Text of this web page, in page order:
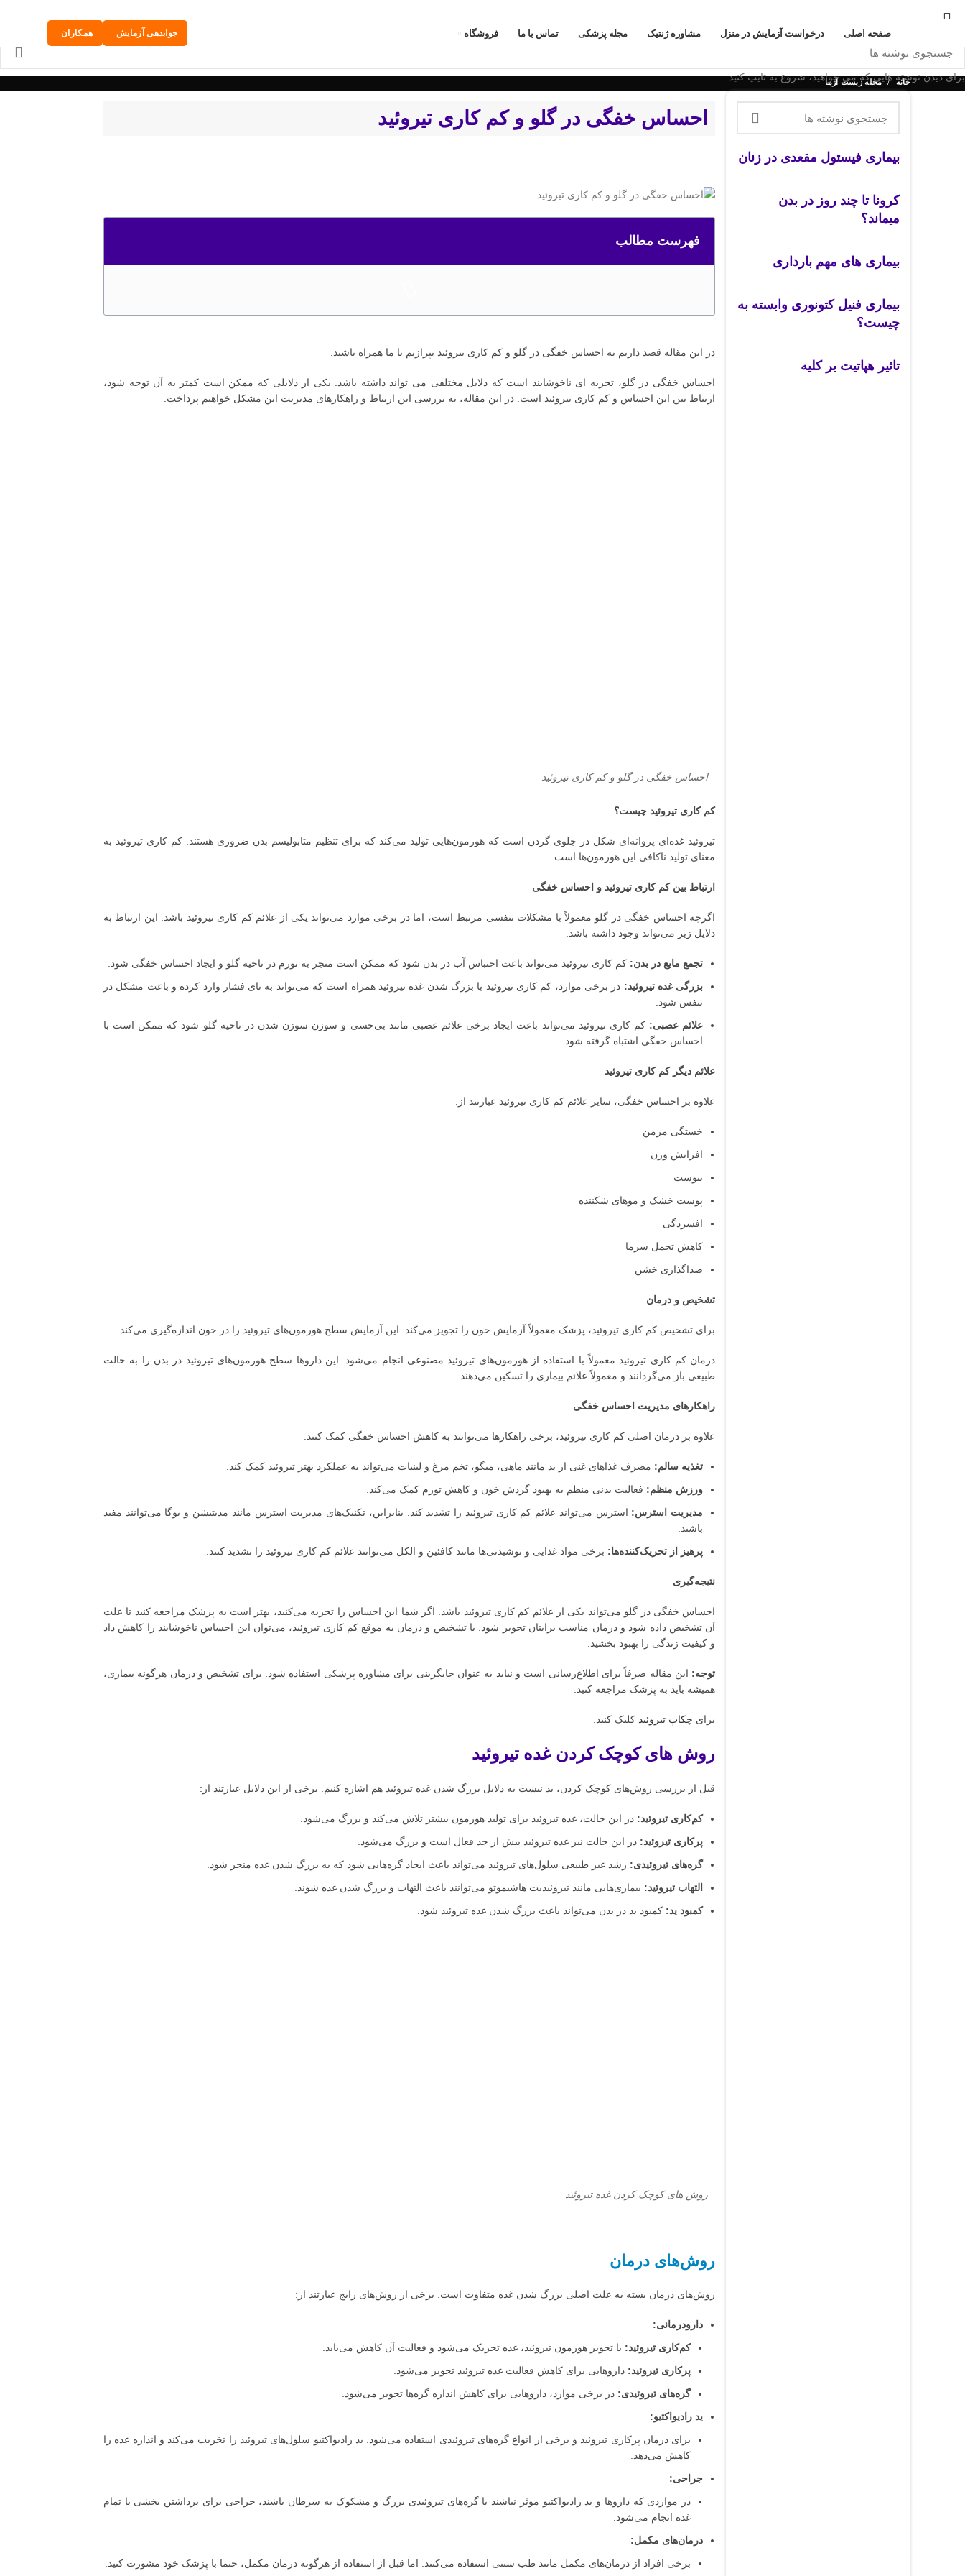
صفحه اصلی درخواست آزمایش در منزل مشاوره ژنتیک مجله پزشکی تماس با ما فروشگاه جوابدهی آزمایش همکاران
خانه مجله زیست آزما
بیماری فیستول مقعدی در زنان
کرونا تا چند روز در بدن
میماند؟
بیماری های مهم بارداری
بیماری فنیل کتونوری وابسته به
چیست؟
تاثیر هپاتیت بر کلیه
احساس خفگی در گلو و کم کاری تیروئید
فهرست مطالب
در این مقاله قصد داریم به احساس خفگی در گلو و کم کاری تیروئید بپرازیم با ما همراه باشید.
احساس خفگی در گلو، تجربه ای ناخوشایند است که دلایل مختلفی می تواند داشته باشد. یکی از دلایلی که ممکن است کمتر به آن توجه شود،
ارتباط بین این احساس و کم کاری تیروئید است. در این مقاله، به بررسی این ارتباط و راهکارهای مدیریت این مشکل خواهیم پرداخت.
احساس خفگی در گلو و کم کاری تیروئید
کم کاری تیروئید چیست؟
تیروئید غده‌ای پروانه‌ای شکل در جلوی گردن است که هورمون‌هایی تولید می‌کند که برای تنظیم متابولیسم بدن ضروری هستند. کم کاری تیروئید به
معنای تولید ناکافی این هورمون‌ها است.
ارتباط بین کم کاری تیروئید و احساس خفگی
اگرچه احساس خفگی در گلو معمولاً با مشکلات تنفسی مرتبط است، اما در برخی موارد می‌تواند یکی از علائم کم کاری تیروئید باشد. این ارتباط به
دلایل زیر می‌تواند وجود داشته باشد:
تجمع مایع در بدن: کم کاری تیروئید می‌تواند باعث احتباس آب در بدن شود که ممکن است منجر به تورم در ناحیه گلو و ایجاد احساس خفگی شود.
بزرگی غده تیروئید: در برخی موارد، کم کاری تیروئید با بزرگ شدن غده تیروئید همراه است که می‌تواند به نای فشار وارد کرده و باعث مشکل در
تنفس شود.
علائم عصبی: کم کاری تیروئید می‌تواند باعث ایجاد برخی علائم عصبی مانند بی‌حسی و سوزن سوزن شدن در ناحیه گلو شود که ممکن است با
احساس خفگی اشتباه گرفته شود.
علائم دیگر کم کاری تیروئید
علاوه بر احساس خفگی، سایر علائم کم کاری تیروئید عبارتند از:
خستگی مزمن
افزایش وزن
یبوست
پوست خشک و موهای شکننده
افسردگی
کاهش تحمل سرما
صداگذاری خشن
تشخیص و درمان
برای تشخیص کم کاری تیروئید، پزشک معمولاً آزمایش خون را تجویز می‌کند. این آزمایش سطح هورمون‌های تیروئید را در خون اندازه‌گیری می‌کند.
درمان کم کاری تیروئید معمولاً با استفاده از هورمون‌های تیروئید مصنوعی انجام می‌شود. این داروها سطح هورمون‌های تیروئید در بدن را به حالت
طبیعی باز می‌گردانند و معمولاً علائم بیماری را تسکین می‌دهند.
راهکارهای مدیریت احساس خفگی
علاوه بر درمان اصلی کم کاری تیروئید، برخی راهکارها می‌توانند به کاهش احساس خفگی کمک کنند:
تغذیه سالم: مصرف غذاهای غنی از ید مانند ماهی، میگو، تخم مرغ و لبنیات می‌تواند به عملکرد بهتر تیروئید کمک کند.
ورزش منظم: فعالیت بدنی منظم به بهبود گردش خون و کاهش تورم کمک می‌کند.
مدیریت استرس: استرس می‌تواند علائم کم کاری تیروئید را تشدید کند. بنابراین، تکنیک‌های مدیریت استرس مانند مدیتیشن و یوگا می‌توانند مفید
باشند.
پرهیز از تحریک‌کننده‌ها: برخی مواد غذایی و نوشیدنی‌ها مانند کافئین و الکل می‌توانند علائم کم کاری تیروئید را تشدید کنند.
نتیجه‌گیری
احساس خفگی در گلو می‌تواند یکی از علائم کم کاری تیروئید باشد. اگر شما این احساس را تجربه می‌کنید، بهتر است به پزشک مراجعه کنید تا علت
آن تشخیص داده شود و درمان مناسب برایتان تجویز شود. با تشخیص و درمان به موقع کم کاری تیروئید، می‌توان این احساس ناخوشایند را کاهش داد
و کیفیت زندگی را بهبود بخشید.
توجه: این مقاله صرفاً برای اطلاع‌رسانی است و نباید به عنوان جایگزینی برای مشاوره پزشکی استفاده شود. برای تشخیص و درمان هرگونه بیماری،
همیشه باید به پزشک مراجعه کنید.
برای چکاپ تیروئید کلیک کنید.
روش های کوچک کردن غده تیروئید
قبل از بررسی روش‌های کوچک کردن، بد نیست به دلایل بزرگ شدن غده تیروئید هم اشاره کنیم. برخی از این دلایل عبارتند از:
کم‌کاری تیروئید: در این حالت، غده تیروئید برای تولید هورمون بیشتر تلاش می‌کند و بزرگ می‌شود.
پرکاری تیروئید: در این حالت نیز غده تیروئید بیش از حد فعال است و بزرگ می‌شود.
گره‌های تیروئیدی: رشد غیر طبیعی سلول‌های تیروئید می‌تواند باعث ایجاد گره‌هایی شود که به بزرگ شدن غده منجر شود.
التهاب تیروئید: بیماری‌هایی مانند تیروئیدیت هاشیموتو می‌توانند باعث التهاب و بزرگ شدن غده شوند.
کمبود ید: کمبود ید در بدن می‌تواند باعث بزرگ شدن غده تیروئید شود.
روش های کوچک کردن غده تیروئید
روش‌های درمان
روش‌های درمان بسته به علت اصلی بزرگ شدن غده متفاوت است. برخی از روش‌های رایج عبارتند از:
دارودرمانی:
کم‌کاری تیروئید: با تجویز هورمون تیروئید، غده تحریک می‌شود و فعالیت آن کاهش می‌یابد.
پرکاری تیروئید: داروهایی برای کاهش فعالیت غده تیروئید تجویز می‌شود.
گره‌های تیروئیدی: در برخی موارد، داروهایی برای کاهش اندازه گره‌ها تجویز می‌شود.
ید رادیواکتیو:
برای درمان پرکاری تیروئید و برخی از انواع گره‌های تیروئیدی استفاده می‌شود. ید رادیواکتیو سلول‌های تیروئید را تخریب می‌کند و اندازه غده را
کاهش می‌دهد.
جراحی:
در مواردی که داروها و ید رادیواکتیو موثر نباشند یا گره‌های تیروئیدی بزرگ و مشکوک به سرطان باشند، جراحی برای برداشتن بخشی یا تمام
غده انجام می‌شود.
درمان‌های مکمل:
برخی افراد از درمان‌های مکمل مانند طب سنتی استفاده می‌کنند. اما قبل از استفاده از هرگونه درمان مکمل، حتما با پزشک خود مشورت کنید.
برای دیدن نوشته هایی که می خواهید، شروع به تایپ کنید.